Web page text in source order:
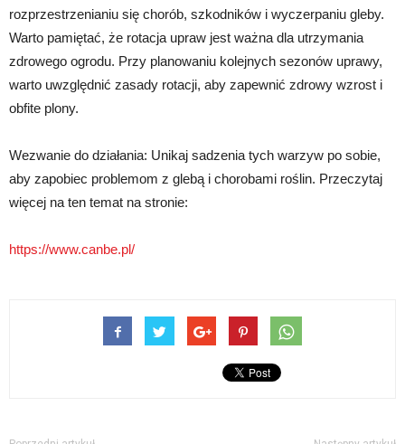
rozprzestrzenianiu się chorób, szkodników i wyczerpaniu gleby.
Warto pamiętać, że rotacja upraw jest ważna dla utrzymania
zdrowego ogrodu. Przy planowaniu kolejnych sezonów uprawy,
warto uwzględnić zasady rotacji, aby zapewnić zdrowy wzrost i
obfite plony.
Wezwanie do działania: Unikaj sadzenia tych warzyw po sobie,
aby zapobiec problemom z glebą i chorobami roślin. Przeczytaj
więcej na ten temat na stronie:
https://www.canbe.pl/